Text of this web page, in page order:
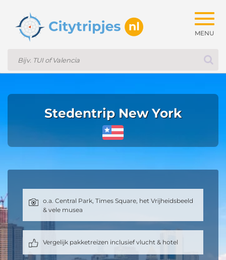
Stedentrip New York
o.a. Central Park, Times Square, het Vrijheidsbeeld
& vele musea
Vergelijk pakketreizen inclusief vlucht & hotel